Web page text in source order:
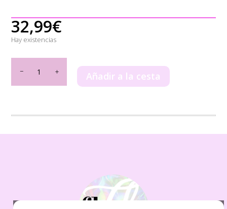
32,99€
Hay existencias
Lattafa
100ml
Añadir a la cesta